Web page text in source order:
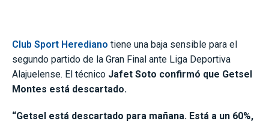
Club Sport Herediano tiene una baja sensible para el
segundo partido de la Gran Final ante Liga Deportiva
Alajuelense. El técnico Jafet Soto confirmó que Getsel
Montes está descartado.
“Getsel está descartado para mañana. Está a un 60%,